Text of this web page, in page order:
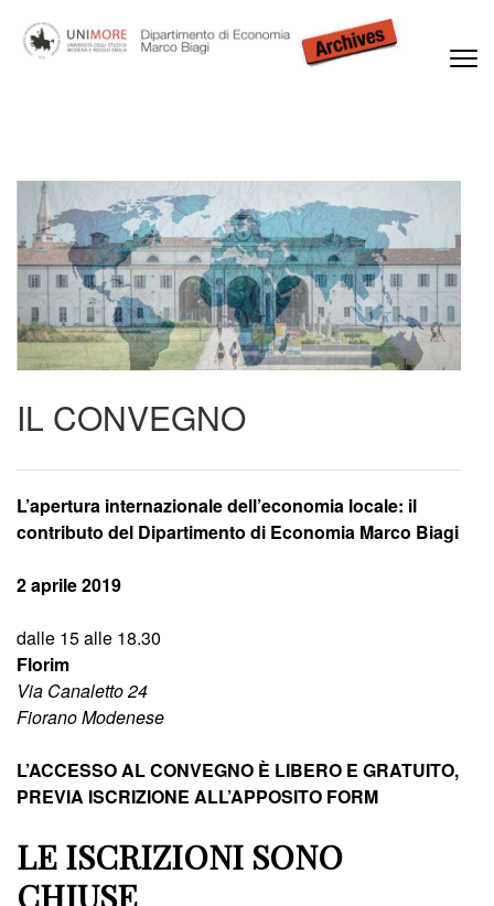
contenuto
IL CONVEGNO
L’apertura internazionale dell’economia locale: il
contributo del Dipartimento di Economia Marco Biagi
2 aprile 2019
dalle 15 alle 18.30
Florim
Via Canaletto 24
Fiorano Modenese
L’ACCESSO AL CONVEGNO È LIBERO E GRATUITO,
PREVIA ISCRIZIONE ALL’APPOSITO FORM
LE ISCRIZIONI SONO
CHIUSE